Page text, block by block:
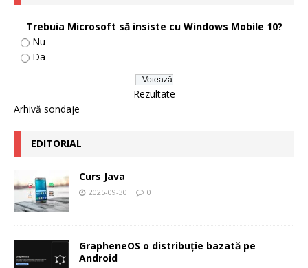
Trebuia Microsoft să insiste cu Windows Mobile 10?
Nu
Da
Rezultate
Arhivă sondaje
EDITORIAL
Curs Java
2025-09-30 0
GrapheneOS o distribuție bazată pe
Android